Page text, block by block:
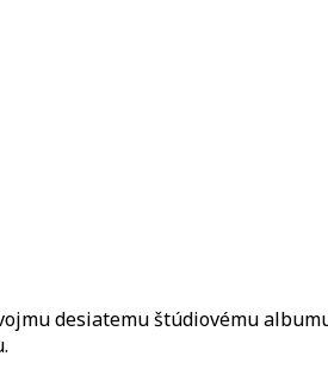
desiatemu štúdiovému